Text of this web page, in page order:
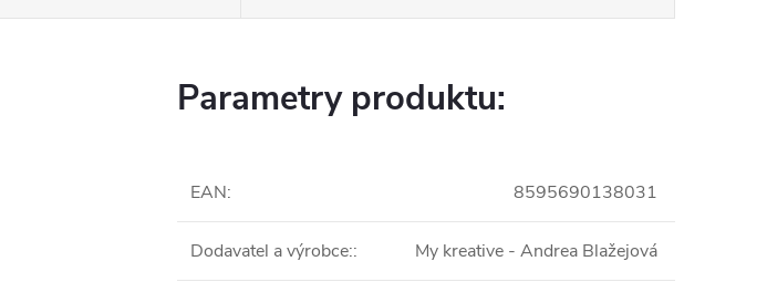
Parametry produktu:
EAN: 8595690138031
Dodavatel a výrobce:: My kreative - Andrea Blažejová